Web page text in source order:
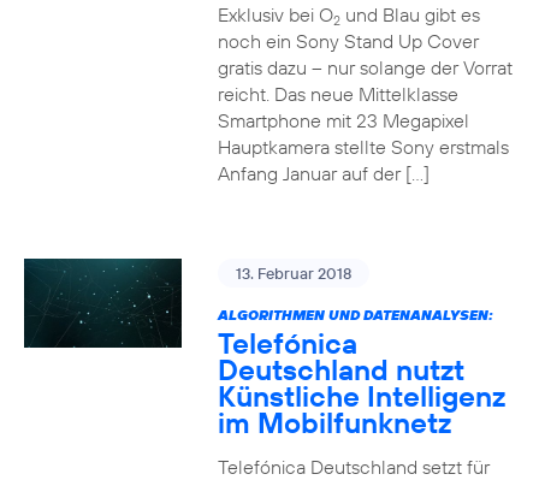
Exklusiv bei O2und Blau gibt es
noch ein Sony Stand Up Cover
gratis dazu – nur solange der Vorrat
reicht. Das neue Mittelklasse
Smartphone mit 23 Megapixel
Hauptkamera stellte Sony erstmals
Anfang Januar auf der […]
13. Februar 2018
ALGORITHMEN UND DATENANALYSEN:
Telefónica
Deutschland nutzt
Künstliche Intelligenz
im Mobilfunknetz
Telefónica Deutschland setzt für